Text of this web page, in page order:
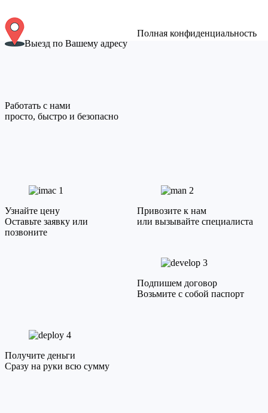
Выезд по Вашему адресу
Полная конфиденциальность
Работать с нами
просто, быстро и безопасно
1
Узнайте цену
Оставьте заявку или
позвоните
2
Привозите к нам
или вызывайте специалиста
3
Подпишем договор
Возьмите с собой паспорт
4
Получите деньги
Сразу на руки всю сумму